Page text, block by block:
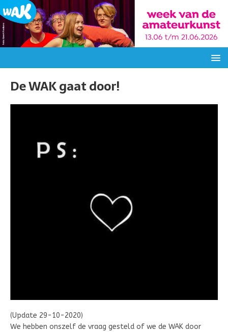
De WAK gaat door!
(Update 29-10-2020)
We hebben onszelf de vraag gesteld of we de WAK door